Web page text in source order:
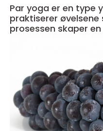
Par yoga er en type
praktiserer øvelsene
prosessen skaper